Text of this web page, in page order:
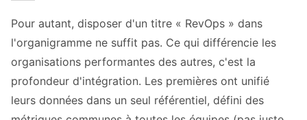
Pour autant, disposer d'un titre « RevOps » dans
l'organigramme ne suffit pas. Ce qui différencie les
organisations performantes des autres, c'est la
profondeur d'intégration. Les premières ont unifié
leurs données dans un seul référentiel, défini des